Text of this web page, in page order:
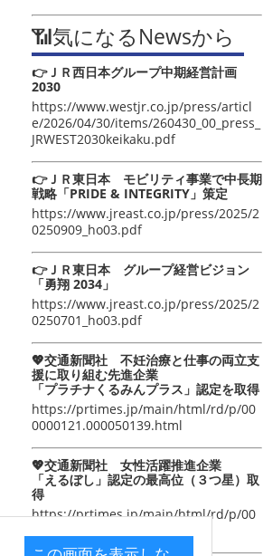
📶気になるNewsから
👉ＪＲ西日本グループ中期経営計画
2030
https://www.westjr.co.jp/press/articl
e/2026/04/30/items/260430_00_press_
JRWEST2030keikaku.pdf
👉ＪＲ東日本 モビリティ事業で中長期
戦略「PRIDE & INTEGRITY」策定
https://www.jreast.co.jp/press/2025/2
0250909_ho03.pdf
👉ＪＲ東日本 グループ経営ビジョン
「勇翔 2034」
https://www.jreast.co.jp/press/2025/2
0250701_ho03.pdf
💖交通新聞社 不妊治療と仕事の両立支
援に取り組む先進企業
「プラチナくるみんプラス」認定を取得
https://prtimes.jp/main/html/rd/p/00
0000121.000050139.html
💖交通新聞社 女性活躍推進企業
「えるぼし」認定の最高位（３つ星）取
得
https://prtimes.jp/main/html/rd/p/00